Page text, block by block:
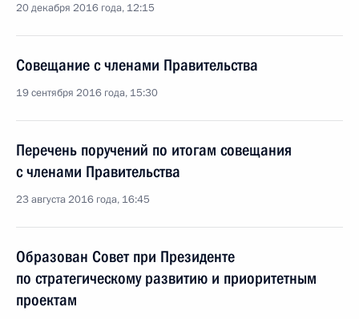
20 декабря 2016 года, 12:15
Совещание с членами Правительства
19 сентября 2016 года, 15:30
Перечень поручений по итогам совещания
с членами Правительства
23 августа 2016 года, 16:45
Образован Совет при Президенте
по стратегическому развитию и приоритетным
проектам